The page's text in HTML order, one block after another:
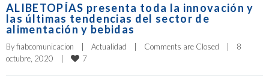
ALIBETOPÍAS presenta toda la innovación y
las últimas tendencias del sector de
alimentación y bebidas
By fiabcomunicacion Actualidad Comments are Closed
8
octubre, 2020
7